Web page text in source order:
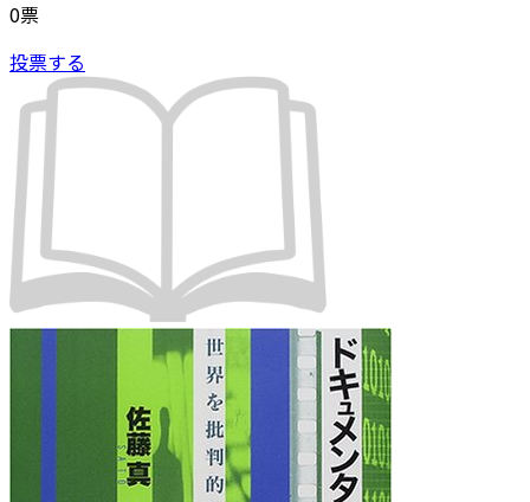
0票
投票する